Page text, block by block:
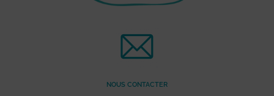
NOUS CONTACTER